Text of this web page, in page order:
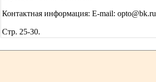
Контактная информация: E-mail: opto@bk.ru
Стр. 25-30.